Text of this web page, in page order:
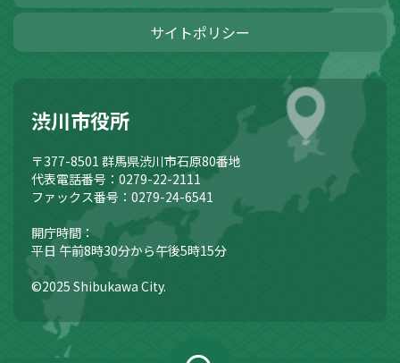
サイトポリシー
渋川市役所
〒377-8501 群馬県渋川市石原80番地
代表電話番号：0279-22-2111
ファックス番号：0279-24-6541
開庁時間：
平日 午前8時30分から午後5時15分
©2025 Shibukawa City.